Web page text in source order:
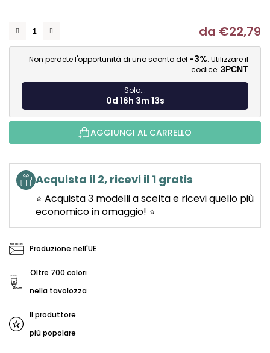
da €22,79
Non perdete l'opportunità di uno sconto del -3%. Utilizzare il
codice: 3PCNT
Solo...
0d 16h 3m 12s
AGGIUNGI AL CARRELLO
Acquista il 2, ricevi il 1 gratis
⭐ Acquista 3 modelli a scelta e ricevi quello più
economico in omaggio! ⭐
Produzione nell'UE
Oltre 700 colori
nella tavolozza
Il produttore
più popolare